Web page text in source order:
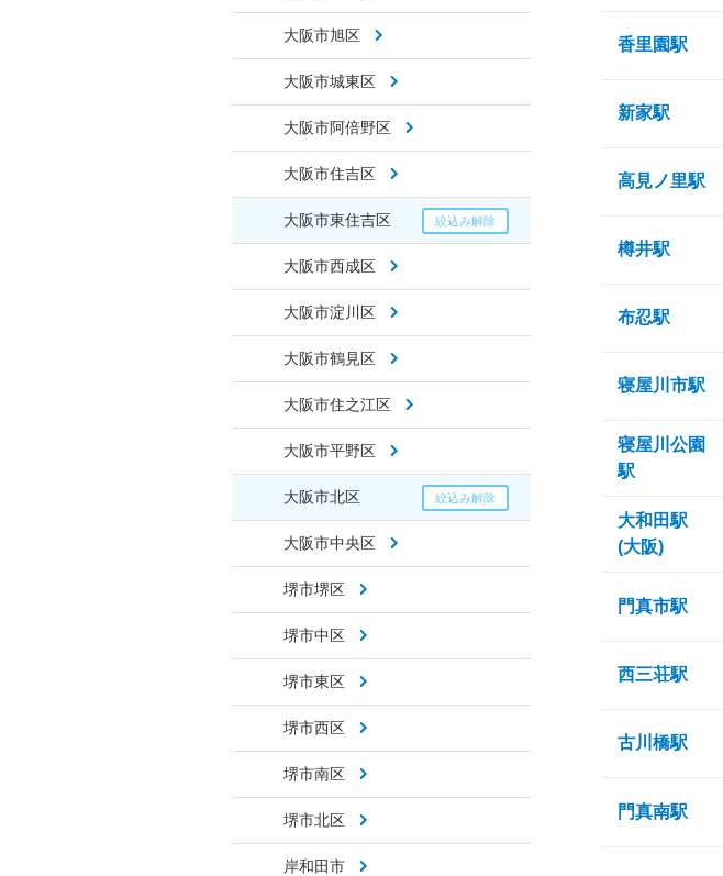
大阪市旭区
大阪市城東区
大阪市阿倍野区
大阪市住吉区
大阪市東住吉区
大阪市西成区
大阪市淀川区
大阪市鶴見区
大阪市住之江区
大阪市平野区
大阪市北区
大阪市中央区
堺市堺区
堺市中区
堺市東区
堺市西区
堺市南区
堺市北区
岸和田市
香里園駅
新家駅
高見ノ里駅
樽井駅
布忍駅
寝屋川市駅
寝屋川公園
駅
大和田駅
(大阪)
門真市駅
西三荘駅
古川橋駅
門真南駅